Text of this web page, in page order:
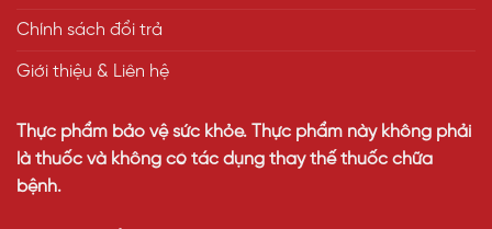
Chính sách đổi trả
Giới thiệu & Liên hệ
Thực phẩm bảo vệ sức khỏe. Thực phẩm này không phải
là thuốc và không có tác dụng thay thế thuốc chữa
bệnh.